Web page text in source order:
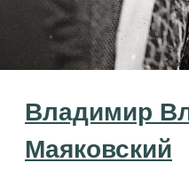
Владимир
Маяковский